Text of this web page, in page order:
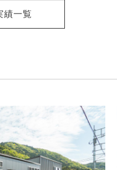
績一覧